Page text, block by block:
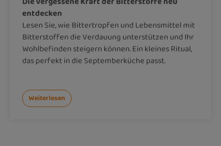
entdecken
Lesen Sie, wie Bittertropfen und Lebensmittel mit
Bitterstoffen die Verdauung unterstützen und Ihr
Wohlbefinden steigern können. Ein kleines Ritual,
das perfekt in die Septemberküche passt.
Weiterlesen